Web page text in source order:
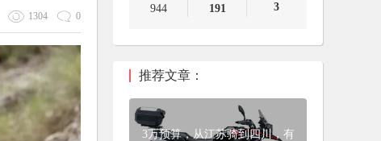
1304 0
944 191 3
推荐文章：
3万预算，从江苏骑到四川，有